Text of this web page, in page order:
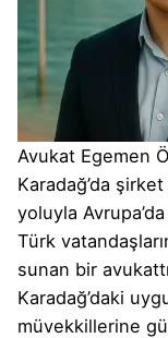
Avukat Egemen
Karadağ’da
yoluyla
Türk
sunan bir
Karadağ’daki
müvekkillerine